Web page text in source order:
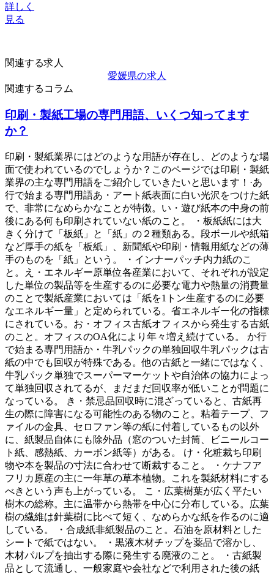
詳しく
見る
関連する求人
愛媛県の求人
関連するコラム
印刷・製紙工場の専門用語、いくつ知ってます
か？
印刷・製紙業界にはどのような用語が存在し、どのような場
面で使われているのでしょうか？このページでは印刷・製紙
業界の主な専門用語をご紹介していきたいと思います！·あ
行で始まる専門用語あ・アート紙表面に白い光沢をつけた紙
で、非常になめらかなことが特徴。い・遊び紙本の中身の前
後にある何も印刷されていない紙のこと。 ・板紙紙には大
きく分けて「板紙」と「紙」の２種類ある。段ボールや紙箱
など厚手の紙を「板紙」、新聞紙や印刷・情報用紙などの薄
手のものを「紙」という。 ・インナーパッチ内力紙のこ
と。え・エネルギー原単位各産業において、それぞれが設定
した単位の製品等を生産するのに必要な電力や熱量の消費量
のことで製紙産業においては「紙を1トン生産するのに必要
なエネルギー量」と定められている。省エネルギー化の指標
にされている。お・オフィス古紙オフィスから発生する古紙
のこと。オフィスのOA化により年々増え続けている。 か行
で始まる専門用語か・牛乳パックの単独回収牛乳パックは古
紙の中でも回収が特殊である。他の古紙と一緒にではなく、
牛乳パック単独でスーパーマーケットや自治体の協力によっ
て単独回収されてるが、まだまだ回収率が低いことが問題に
なっている。 き・禁忌品回収時に混ざっていると、古紙再
生の際に障害になる可能性のある物のこと。粘着テープ、フ
ァイルの金具、セロファン等の紙に付着しているもの以外
に、紙製品自体にも除外品（窓のついた封筒、ビニールコー
ト紙、感熱紙、カーボン紙等）がある。 け・化粧裁ち印刷
物や本を製品の寸法に合わせて断裁すること。 ・ケナフア
フリカ原産の主に一年草の草本植物。これを製紙材料にする
べきという声も上がっている。 こ・広葉樹葉が広く平たい
樹木の総称。主に温帯から熱帯を中心に分布している。広葉
樹の繊維は針葉樹に比べて短く、なめらかな紙を作るのに適
している。 ・合成紙非紙製品のこと。石油を原材料とした
シートで紙ではない。 ・黒液木材チップを薬品で溶かし、
木材パルプを抽出する際に発生する廃液のこと。 ・古紙製
品として流通し、一般家庭や会社などで利用された後の紙